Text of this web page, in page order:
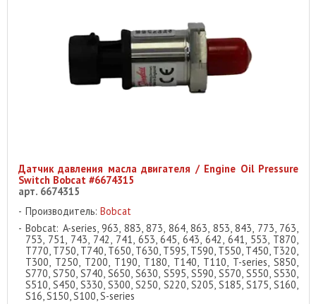
Датчик давления масла двигателя / Engine Oil Pressure
Switch Bobcat #6674315
арт. 6674315
Производитель: Bobcat
Bobcat: A-series, 963, 883, 873, 864, 863, 853, 843, 773, 763,
753, 751, 743, 742, 741, 653, 645, 643, 642, 641, 553, T870,
T770, T750, T740, T650, T630, T595, T590, T550, T450, T320,
T300, T250, T200, T190, T180, T140, T110, T-series, S850,
S770, S750, S740, S650, S630, S595, S590, S570, S550, S530,
S510, S450, S330, S300, S250, S220, S205, S185, S175, S160,
S16, S150, S100, S-series